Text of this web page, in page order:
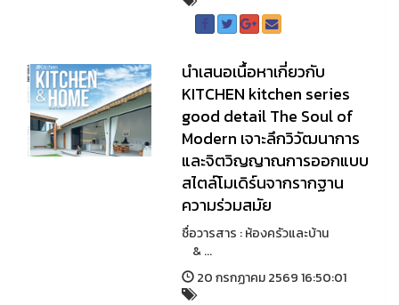
นำเสนอเนื้อหาเกี่ยวกับ
KITCHEN kitchen series
good detail The Soul of
Modern เจาะลึกวิวัฒนาการ
และจิตวิญญาณการออกแบบ
สไตล์โมเดิร์นจากรากฐาน
ความร่วมสมัย
ชื่อวารสาร : ห้องครัวและบ้าน
& ...
20 กรกฏาคม 2569 16:50:01